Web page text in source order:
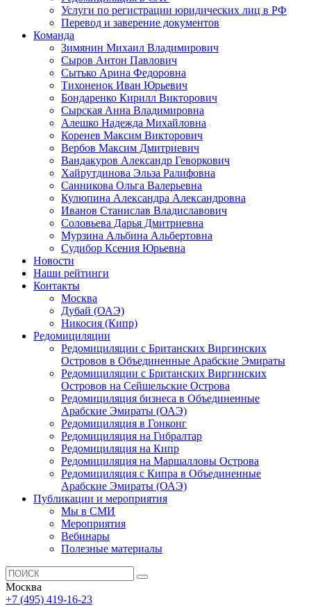
Услуги по регистрации юридических лиц в РФ
Перевод и заверение документов
Команда
Зимянин Михаил Владимирович
Сыров Антон Павлович
Сытько Арина Федоровна
Тихоненок Иван Юрьевич
Бондаренко Кирилл Викторович
Сырская Анна Владимировна
Алешко Надежда Михайловна
Коренев Максим Викторович
Вербов Максим Дмитриевич
Вандакуров Александр Геворкович
Хайрутдинова Эльза Ралифовна
Санникова Ольга Валерьевна
Кулюпина Александра Александровна
Иванов Станислав Владиславович
Соловьева Дарья Дмитриевна
Мурзина Альбина Альбертовна
Судибор Ксения Юрьевна
Новости
Наши рейтинги
Контакты
Москва
Дубай (ОАЭ)
Никосия (Кипр)
Редомициляции
Редомициляции с Британских Виргинских
Островов в Объединенные Арабские Эмираты
Редомициляции с Британских Виргинских
Островов на Сейшельские Острова
Редомициляция бизнеса в Объединенные
Арабские Эмираты (ОАЭ)
Редомициляция в Гонконг
Редомициляция на Гибралтар
Редомициляция на Кипр
Редомициляция на Маршалловы Острова
Редомициляция с Кипра в Объединенные
Арабские Эмираты (ОАЭ)
Публикации и мероприятия
Мы в СМИ
Мероприятия
Вебинары
Полезные материалы
Москва
+7 (495) 419-16-23